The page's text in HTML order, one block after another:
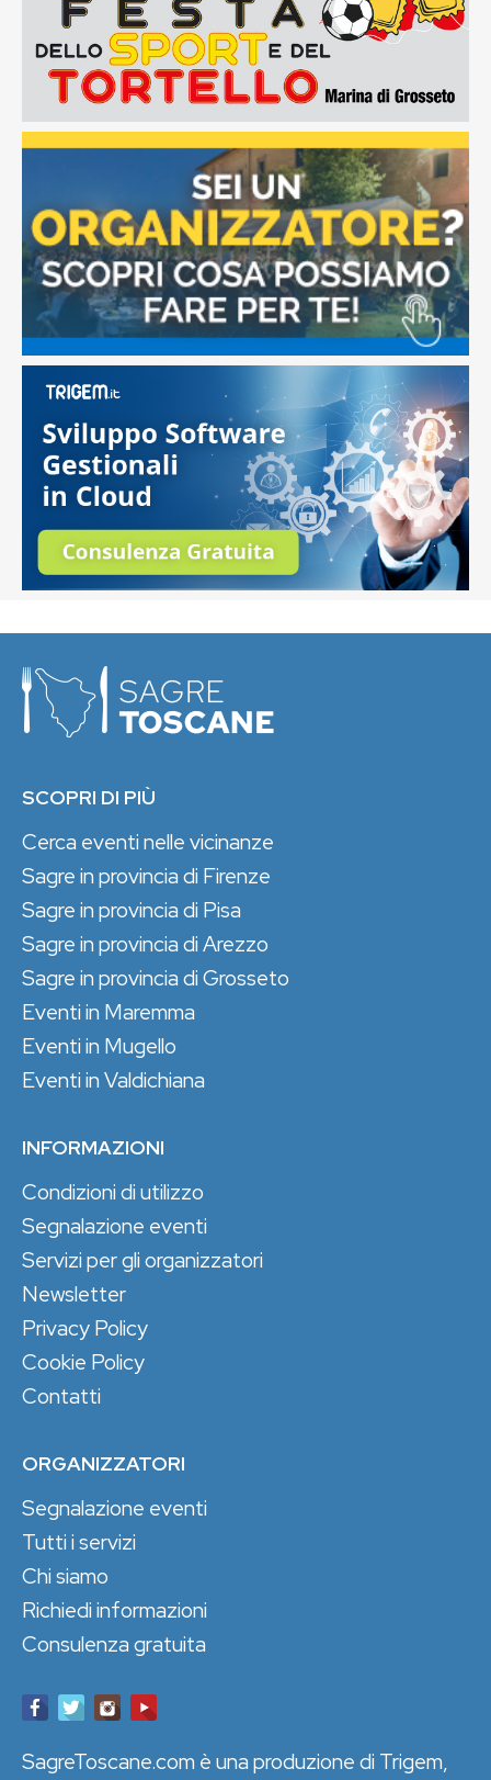
SCOPRI DI PIÙ
Cerca eventi nelle vicinanze
Sagre in provincia di Firenze
Sagre in provincia di Pisa
Sagre in provincia di Arezzo
Sagre in provincia di Grosseto
Eventi in Maremma
Eventi in Mugello
Eventi in Valdichiana
INFORMAZIONI
Condizioni di utilizzo
Segnalazione eventi
Servizi per gli organizzatori
Newsletter
Privacy Policy
Cookie Policy
Contatti
ORGANIZZATORI
Segnalazione eventi
Tutti i servizi
Chi siamo
Richiedi informazioni
Consulenza gratuita
SagreToscane.com è una produzione di Trigem,